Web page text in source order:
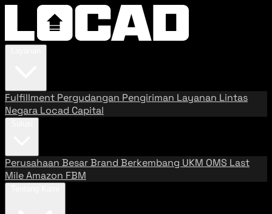
Fulfillment Pergudangan Pengiriman Layanan Lintas
Negara Locad Capital
Perusahaan BesarBrand Berkembang UKM OMS Last
MileAmazon FBM